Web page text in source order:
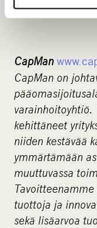
CapMan
CapMan on
kehittäneet
niiden kestävää
ymmärtämään
muuttuvassa
tuottoja ja
sekä lisäarvoa